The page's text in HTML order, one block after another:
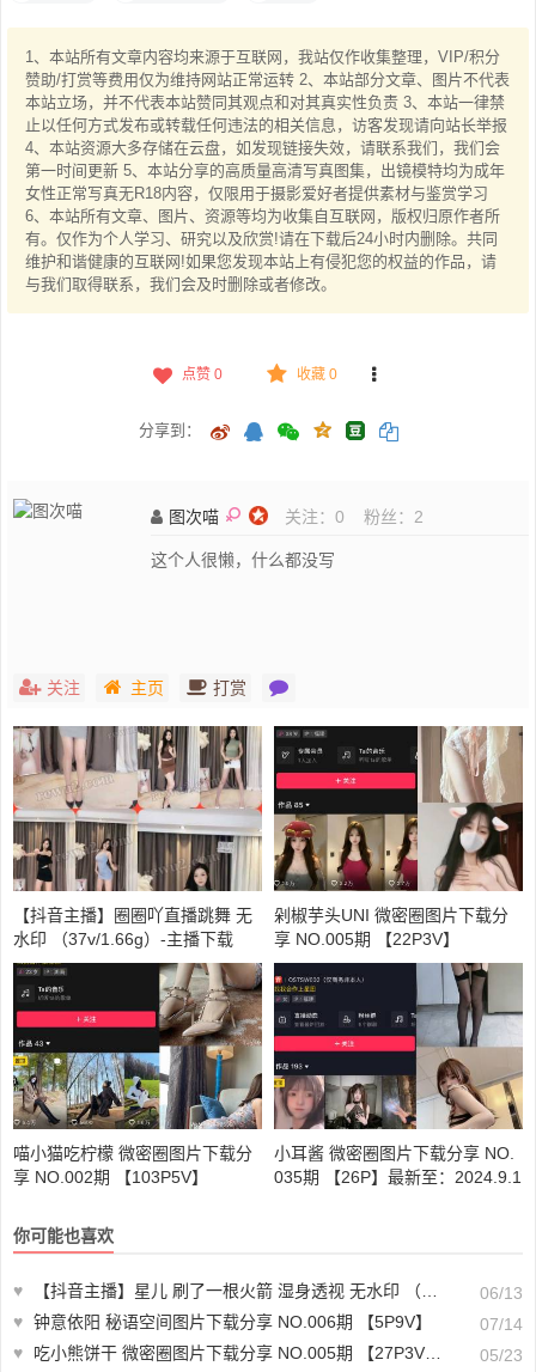
1、本站所有文章内容均来源于互联网，我站仅作收集整理，VIP/积分
赞助/打赏等费用仅为维持网站正常运转 2、本站部分文章、图片不代表
本站立场，并不代表本站赞同其观点和对其真实性负责 3、本站一律禁
止以任何方式发布或转载任何违法的相关信息，访客发现请向站长举报
4、本站资源大多存储在云盘，如发现链接失效，请联系我们，我们会
第一时间更新 5、本站分享的高质量高清写真图集，出镜模特均为成年
女性正常写真无R18内容，仅限用于摄影爱好者提供素材与鉴赏学习
6、本站所有文章、图片、资源等均为收集自互联网，版权归原作者所
有。仅作为个人学习、研究以及欣赏!请在下载后24小时内删除。共同
维护和谐健康的互联网!如果您发现本站上有侵犯您的权益的作品，请
与我们取得联系，我们会及时删除或者修改。
点赞 0 收藏 0
分享到：
图次喵 关注： 0 粉丝： 2
这个人很懒，什么都没写
关注 主页 打赏
【抖音主播】圈圈吖直播跳舞 无
水印 （37v/1.66g）-主播下载
剁椒芋头UNI 微密圈图片下载分
享 NO.005期 【22P3V】
喵小猫吃柠檬 微密圈图片下载分
享 NO.002期 【103P5V】
小耳酱 微密圈图片下载分享 NO.
035期 【26P】最新至：2024.9.1
你可能也喜欢
♥ 【抖音主播】星儿 刷了一根火箭 湿身透视 无水印 （2v/313m）-舞蹈资源
06/13
♥ 钟意依阳 秘语空间图片下载分享 NO.006期 【5P9V】
07/14
♥
吃小熊饼干 微密圈图片下载分享 NO.005期 【27P3V】最新至：2024.3.7
05/23